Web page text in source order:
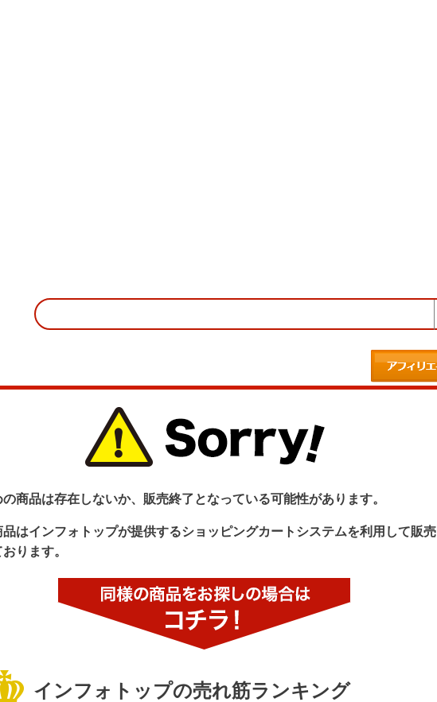
の商品は存在しないか、販売終了となっている可能性があります。
品はインフォトップが提供するショッピングカートシステムを利用して販売
ります。
インフォトップの売れ筋ランキング